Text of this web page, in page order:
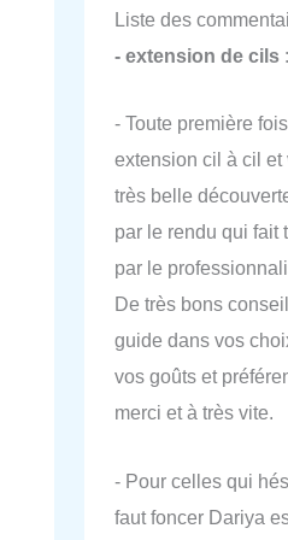
Liste des
- extension de cils :
- Toute première
extension cil à cil et
très belle
par le rendu qui fait
par le
De très bons
guide dans vos
vos goûts et
merci et à très vite.
- Pour celles qui
faut foncer Dariya